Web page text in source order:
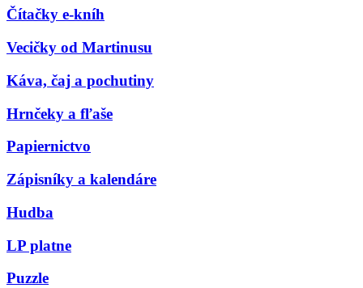
Čítačky e-kníh
Vecičky od Martinusu
Káva, čaj a pochutiny
Hrnčeky a fľaše
Papiernictvo
Zápisníky a kalendáre
Hudba
LP platne
Puzzle